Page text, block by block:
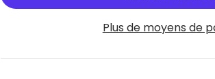
Plus de moyens de